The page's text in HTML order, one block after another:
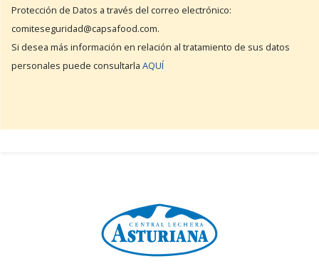
Protección de Datos a través del correo electrónico:
comiteseguridad@capsafood.com.
Si desea más información en relación al tratamiento de sus datos
personales puede consultarla AQUÍ